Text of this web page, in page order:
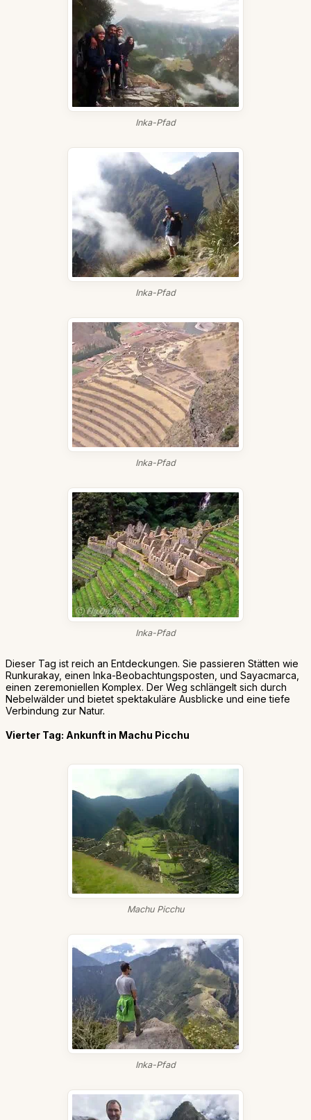
Inka-Pfad
Inka-Pfad
Inka-Pfad
Inka-Pfad
Dieser Tag ist reich an Entdeckungen. Sie passieren Stätten wie
Runkurakay, einen Inka-Beobachtungsposten, und Sayacmarca,
einen zeremoniellen Komplex. Der Weg schlängelt sich durch
Nebelwälder und bietet spektakuläre Ausblicke und eine tiefe
Verbindung zur Natur.
Vierter Tag: Ankunft in Machu Picchu
Machu Picchu
Inka-Pfad